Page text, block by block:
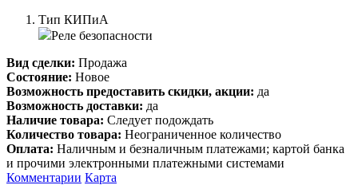
Тип КИПиА
Реле безопасности
Вид сделки: Продажа
Состояние: Новое
Возможность предоставить скидки, акции: да
Возможность доставки: да
Наличие товара: Следует подождать
Количество товара: Неограниченное количество
Оплата: Наличным и безналичным платежами; картой банка
и прочими электронными платежными системами
Комментарии Карта